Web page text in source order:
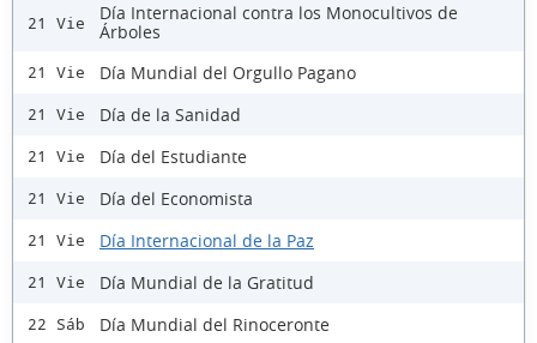
21 Vie
Día Internacional contra los Monocultivos de
Árboles
21 Vie Día Mundial del Orgullo Pagano
21 Vie Día de la Sanidad
21 Vie Día del Estudiante
21 Vie Día del Economista
21 Vie Día Internacional de la Paz
21 Vie Día Mundial de la Gratitud
22 Sáb Día Mundial del Rinoceronte